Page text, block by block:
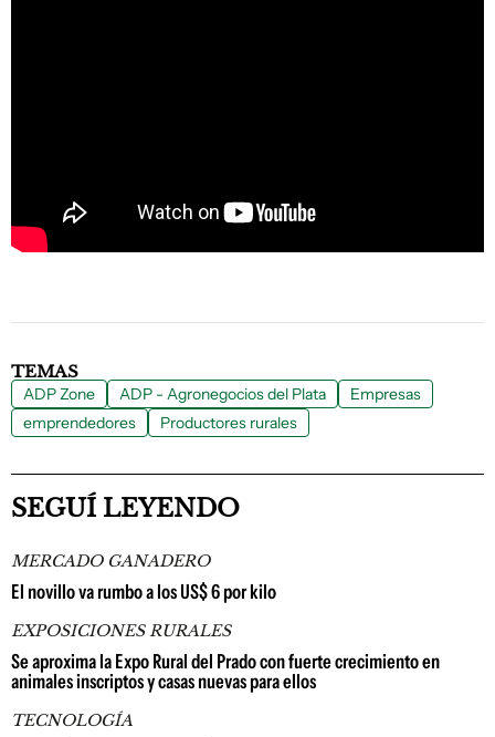
TEMAS
ADP Zone ADP - Agronegocios del Plata
Empresas
emprendedores
Productores rurales
SEGUÍ LEYENDO
MERCADO GANADERO
El novillo va rumbo a los US$ 6 por kilo
EXPOSICIONES RURALES
Se aproxima la Expo Rural del Prado con fuerte crecimiento en
animales inscriptos y casas nuevas para ellos
TECNOLOGÍA